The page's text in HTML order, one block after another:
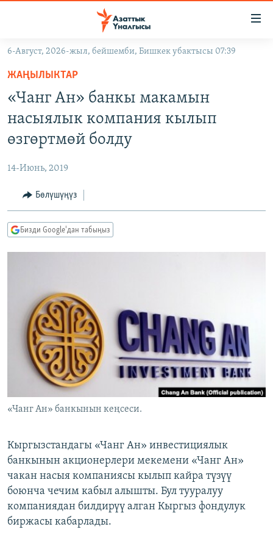
Навигацияга
өтүңүз
Издөөгө
салыңыз
МАДАНИЯТ
ТВ ПРОГРАММАЛАР
БҮГҮН АЗАТТЫКТА
АЗАТТЫК+
ЫҢГАЙСЫЗ СУРООЛОР
ПОДКАСТ
Русский
ЭЕ/АРнун бардык сайттары
6-Август, 2026-жыл, бейшемби, Бишкек убактысы 07:39
ЖАҢЫЛЫКТАР
«Чанг Ан» банкы макамын
насыялык компания кылып
өзгөртмөй болду
14-Июнь, 2019
Бөлүшүңүз
Бизди Google'дан табыңыз
«Чанг Ан» банкынын кеңсеси.
Кыргызстандагы «Чанг Ан» инвестициялык
банкынын акционерлери мекемени «Чанг Ан»
чакан насыя компаниясы кылып кайра түзүү
боюнча чечим кабыл алышты. Бул тууралуу
компаниядан билдирүү алган Кыргыз фондулук
биржасы кабарлады.